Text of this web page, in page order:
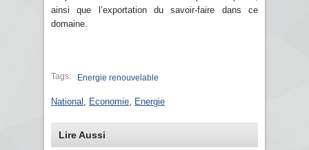
ainsi que l’exportation du savoir-faire dans ce
domaine.
Tags: Energie renouvelable
National Economie Energie
Lire Aussi